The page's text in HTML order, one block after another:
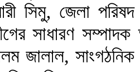
সিমু, জেলা
সাধারণ
জালাল,